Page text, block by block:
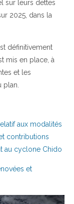
sur leurs dettes
2025, dans la
définitivement
mis en place, à
et les
aux modalités
contributions
au cyclone Chido
et